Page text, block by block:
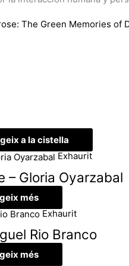
The Green Memories of
a la cistella
Exhaurit
– Gloria Oyarzabal
més
Exhaurit
Rio Branco
més